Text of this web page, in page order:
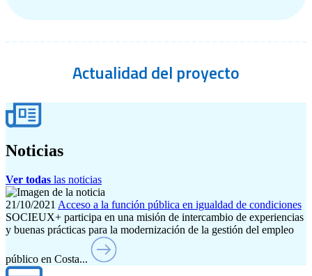
Actualidaddel proyecto
Noticias
Ver todas las noticias
21/10/2021 Acceso a la función pública en igualdad de condiciones
SOCIEUX+ participa en una misión de intercambio de experiencias
y buenas prácticas para la modernización de la gestión del empleo
público en Costa...